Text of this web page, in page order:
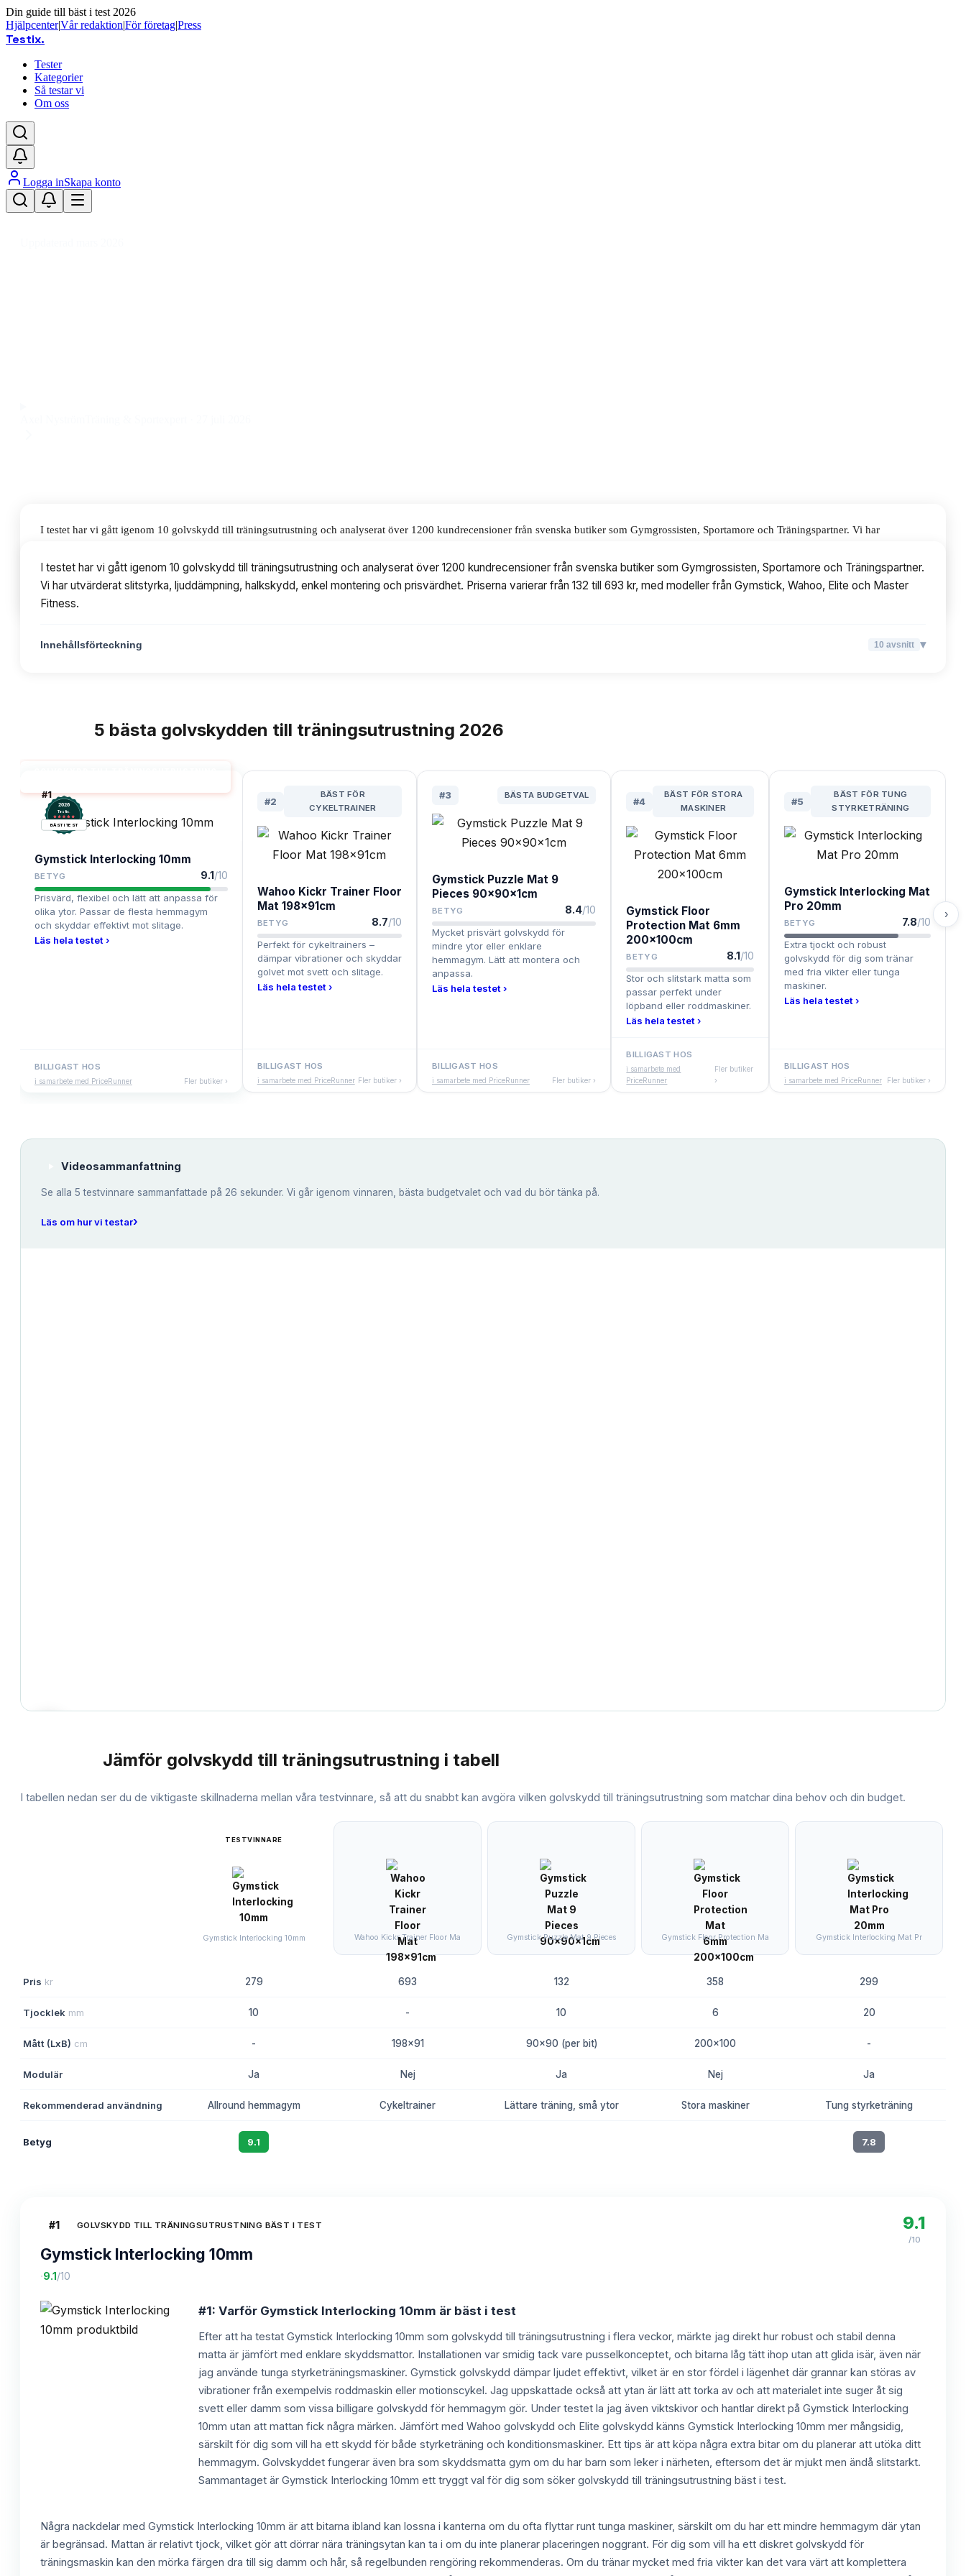
Din guide till bäst i test 2026
Hjälpcenter|Vår redaktion|För företag|Press
Testix.
Tester
Kategorier
Så testar vi
Om oss
Logga inSkapa konto
I testet har vi gått igenom 10 golvskydd till träningsutrustning och analyserat över 1200 kundrecensioner från svenska butiker som Gymgrossisten, Sportamore och Träningspartner. Vi har
Innehållsförteckning 10avsnitt
I testet har vi gått igenom 10 golvskydd till träningsutrustning och analyserat över 1200 kundrecensioner från svenska butiker som Gymgrossisten, Sportamore och Träningspartner.
Vi har utvärderat slitstyrka, ljuddämpning, halkskydd, enkel montering och prisvärdhet. Priserna varierar från 132 till 693 kr, med modeller från Gymstick, Wahoo, Elite och Master
Fitness.
Innehållsförteckning 10 avsnitt ▾
5 bästa golvskydden till träningsutrustning 2026
#1
2026
Testix.
BÄST I TEST
Gymstick Interlocking 10mm
BETYG 9.1/10
Prisvärd, flexibel och lätt att anpassa för
olika ytor. Passar de flesta hemmagym
och skyddar effektivt mot slitage.
Läs hela testet ›
BILLIGAST HOS
i samarbete med PriceRunner Fler butiker ›
#2
BÄST FÖR
CYKELTRAINER
Wahoo Kickr Trainer Floor
Mat 198x91cm
BETYG 8.7/10
Perfekt för cykeltrainers –
dämpar vibrationer och skyddar
golvet mot svett och slitage.
Läs hela testet ›
BILLIGAST HOS
i samarbete med PriceRunner Fler butiker ›
#3 BÄSTA BUDGETVAL
Gymstick Puzzle Mat 9
Pieces 90x90x1cm
BETYG 8.4/10
Mycket prisvärt golvskydd för
mindre ytor eller enklare
hemmagym. Lätt att montera och
anpassa.
Läs hela testet ›
BILLIGAST HOS
i samarbete med PriceRunner Fler butiker ›
#4
BÄST FÖR STORA
MASKINER
Gymstick Floor
Protection Mat 6mm
200x100cm
BETYG 8.1/10
Stor och slitstark matta som
passar perfekt under
löpband eller roddmaskiner.
Läs hela testet ›
BILLIGAST HOS
i samarbete med
PriceRunner
Fler butiker
›
#5
BÄST FÖR TUNG
STYRKETRÄNING
Gymstick Interlocking Mat
Pro 20mm
BETYG 7.8/10
Extra tjockt och robust
golvskydd för dig som tränar
med fria vikter eller tunga
maskiner.
Läs hela testet ›
BILLIGAST HOS
i samarbete med PriceRunner Fler butiker ›
›
Videosammanfattning
Se alla 5 testvinnare sammanfattade på 26 sekunder. Vi går igenom vinnaren, bästa budgetvalet och vad du bör tänka på.
Läs om hur vi testar›
Jämför golvskydd till träningsutrustning i tabell
I tabellen nedan ser du de viktigaste skillnaderna mellan våra testvinnare, så att du snabbt kan avgöra vilken golvskydd till träningsutrustning som matchar dina behov och din budget.
TESTVINNARE
Gymstick Interlocking 10mm Wahoo Kickr Trainer Floor Ma Gymstick Puzzle Mat 9 Pieces Gymstick Floor Protection Ma Gymstick Interlocking Mat Pr
Pris kr 279 693 132 358 299
Tjocklek mm 10 - 10 6 20
Mått (LxB) cm - 198x91 90x90 (per bit) 200x100 -
Modulär Ja Nej Ja Nej Ja
Rekommenderad användning Allround hemmagym Cykeltrainer Lättare träning, små ytor Stora maskiner Tung styrketräning
Betyg 9.1 7.8
#1 GOLVSKYDD TILL TRÄNINGSUTRUSTNING BÄST I TEST
Gymstick Interlocking 10mm
·9.1 /10
9.1
/10
#1: Varför Gymstick Interlocking 10mm är bäst i test
Efter att ha testat Gymstick Interlocking 10mm som golvskydd till träningsutrustning i flera veckor, märkte jag direkt hur robust och stabil denna
matta är jämfört med enklare skyddsmattor. Installationen var smidig tack vare pusselkonceptet, och bitarna låg tätt ihop utan att glida isär, även när
jag använde tunga styrketräningsmaskiner. Gymstick golvskydd dämpar ljudet effektivt, vilket är en stor fördel i lägenhet där grannar kan störas av
vibrationer från exempelvis roddmaskin eller motionscykel. Jag uppskattade också att ytan är lätt att torka av och att materialet inte suger åt sig
svett eller damm som vissa billigare golvskydd för hemmagym gör. Under testet la jag även viktskivor och hantlar direkt på Gymstick Interlocking
10mm utan att mattan fick några märken. Jämfört med Wahoo golvskydd och Elite golvskydd känns Gymstick Interlocking 10mm mer mångsidig,
särskilt för dig som vill ha ett skydd för både styrketräning och konditionsmaskiner. Ett tips är att köpa några extra bitar om du planerar att utöka ditt
hemmagym. Golvskyddet fungerar även bra som skyddsmatta gym om du har barn som leker i närheten, eftersom det är mjukt men ändå slitstarkt.
Sammantaget är Gymstick Interlocking 10mm ett tryggt val för dig som söker golvskydd till träningsutrustning bäst i test.
Några nackdelar med Gymstick Interlocking 10mm är att bitarna ibland kan lossna i kanterna om du ofta flyttar runt tunga maskiner, särskilt om du har ett mindre hemmagym där ytan
är begränsad. Mattan är relativt tjock, vilket gör att dörrar nära träningsytan kan ta i om du inte planerar placeringen noggrant. För dig som vill ha ett diskret golvskydd för
träningsmaskin kan den mörka färgen dra till sig damm och hår, så regelbunden rengöring rekommenderas. Om du tränar mycket med fria vikter kan det vara värt att komplettera